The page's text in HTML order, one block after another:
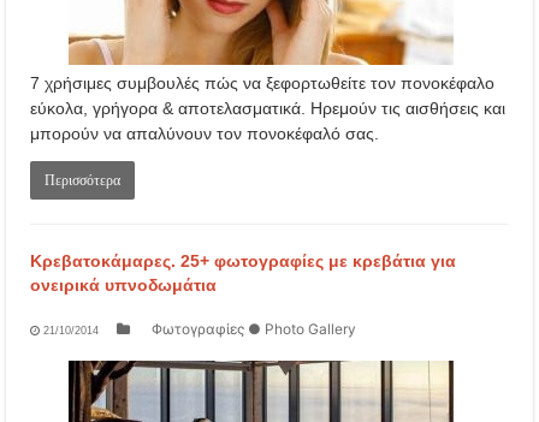
7 χρήσιμες συμβουλές πώς να ξεφορτωθείτε τον πονοκέφαλο
εύκολα, γρήγορα & αποτελασματικά. Ηρεμούν τις αισθήσεις και
μπορούν να απαλύνουν τον πονοκέφαλό σας.
Περισσότερα
Κρεβατοκάμαρες. 25+ φωτογραφίες με κρεβάτια για
ονειρικά υπνοδωμάτια
21/10/2014 Φωτογραφίες ● Photo Gallery